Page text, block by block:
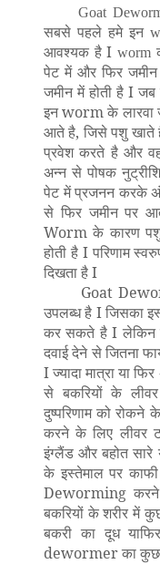
Goat
सबसे पहले हमे इन
आवश्यक है Iworm
पेट में और फिर जमीन
जमीन में होती है I जब
इन worm के लारवा
आते है, जिसे पशु
प्रवेश करते है और
अन्न से पोषक
पेट में प्रजनन करके
से फिर जमीन पर
Worm के कारण पशु
होती है I परिणाम
दिखता है I
Goat
उपलब्ध है I जिसका
कर सकते है I लेकिन
दवाई देने से जितना
I ज्यादा मात्रा या
से बकरियों के
दुष्परिणाम को रोकने
करने के लिए लीवर
इंग्लैंड और बहोत
के इस्तेमाल पर
Deworming
बकरियों के शरीर में
बकरी का दूध
dewormer का कुछ